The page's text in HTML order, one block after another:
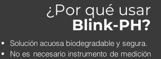
¿Por qué usar
Blink-PH?
Solución acuosa biodegradable y segura.
No es necesario instrumento de medición